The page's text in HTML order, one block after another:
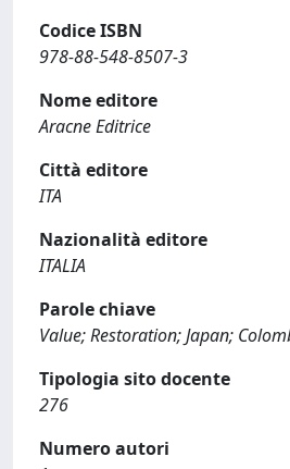
Codice ISBN
978-88-548-8507-3
Nome editore
Aracne Editrice
Città editore
ITA
Nazionalità editore
ITALIA
Parole chiave
Value; Restoration; Japan;
Tipologia sito docente
276
Numero autori